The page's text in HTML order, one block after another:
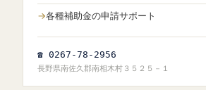
各種補助金の申請サポート
☎ 0267-78-2956
長野県南佐久郡南相木村３５２５－１